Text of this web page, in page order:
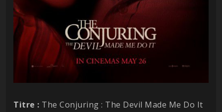
Titre : The Conjuring : The Devil Made Me Do It